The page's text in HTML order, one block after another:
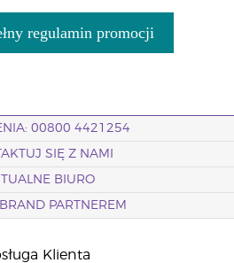
regulamin promocji
00800 4421254
SIĘ Z NAMI
BIURO
PARTNEREM
Klienta